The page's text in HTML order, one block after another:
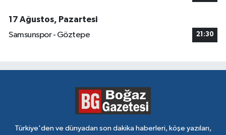
17 Ağustos, Pazartesi
Samsunspor - Göztepe
21:30
Türkiye'den ve dünyadan son dakika haberleri, köşe yazıları,